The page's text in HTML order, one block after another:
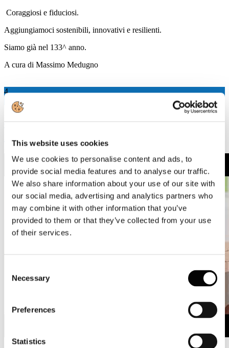
This website uses cookies
We use cookies to personalise content and ads, to
provide social media features and to analyse our traffic.
We also share information about your use of our site with
our social media, advertising and analytics partners who
may combine it with other information that you’ve
provided to them or that they’ve collected from your use
of their services.
Selection
Necessary
Preferences
Statistics
Coraggiosi e fiduciosi.
Aggiungiamoci sostenibili, innovativi e resilienti.
Siamo già nel 133^ anno.
A cura di Massimo Medugno
4
Mag, 2020